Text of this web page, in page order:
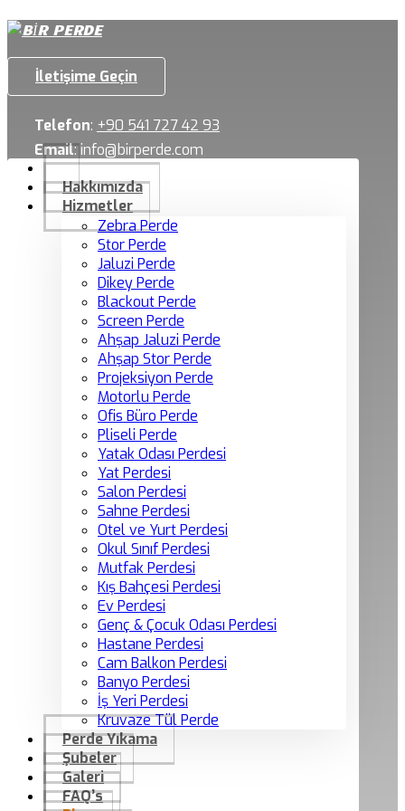
İletişime Geçin
Telefon: +90 541 727 42 93
Email:info@birperde.com
Hakkımızda
Hizmetler
Zebra Perde
Stor Perde
Jaluzi Perde
Dikey Perde
Blackout Perde
Screen Perde
Ahşap Jaluzi Perde
Ahşap Stor Perde
Projeksiyon Perde
Motorlu Perde
Ofis Büro Perde
Pliseli Perde
Yatak Odası Perdesi
Yat Perdesi
Salon Perdesi
Sahne Perdesi
Otel ve Yurt Perdesi
Okul Sınıf Perdesi
Mutfak Perdesi
Kış Bahçesi Perdesi
Ev Perdesi
Genç & Çocuk Odası Perdesi
Hastane Perdesi
Cam Balkon Perdesi
Banyo Perdesi
İş Yeri Perdesi
Kruvaze Tül Perde
Perde Yıkama
Şubeler
Galeri
FAQ’s